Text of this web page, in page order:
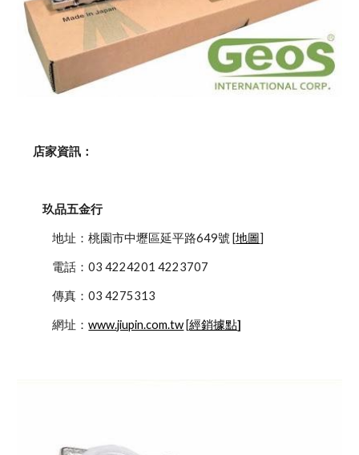
    店家資訊：
玖品五金行
            地址：桃園市中壢區延平路649號 [
地圖]
            電話：03 4224201 4223707
            傳真：03 4275313
            網址：
www.jiupin.com.tw [經銷據點]